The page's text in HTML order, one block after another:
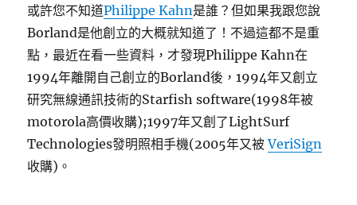
或許您不知道Philippe Kahn是誰？但如果我跟您說
Borland是他創立的大概就知道了！不過這都不是重
點，最近在看一些資料，才發現Philippe Kahn在
1994年離開自己創立的Borland後，1994年又創立
研究無線通訊技術的Starfish software(1998年被
motorola高價收購);1997年又創了LightSurf
Technologies發明照相手機(2005年又被VeriSign
收購)。